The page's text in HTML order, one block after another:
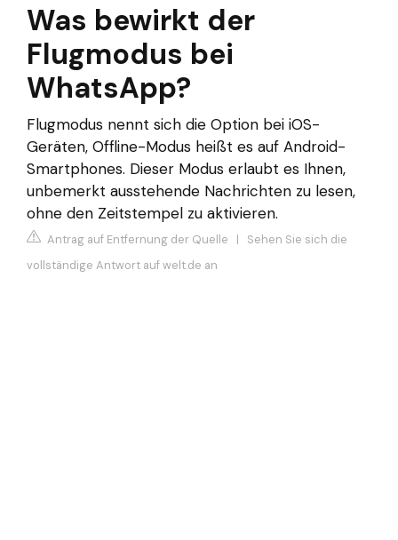
Was bewirkt der
Flugmodus bei
WhatsApp?
Flugmodus nennt sich die Option bei iOS-
Geräten, Offline-Modus heißt es auf Android-
Smartphones. Dieser Modus erlaubt es Ihnen,
unbemerkt ausstehende Nachrichten zu lesen,
ohne den Zeitstempel zu aktivieren.
Antrag auf Entfernung der Quelle | Sehen Sie sich die
vollständige Antwort auf welt.de an